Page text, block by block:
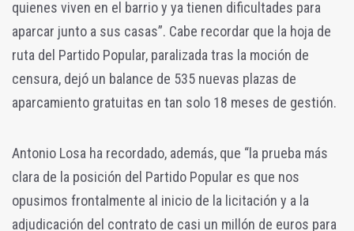
quienes viven en el barrio y ya tienen dificultades para
aparcar junto a sus casas”. Cabe recordar que la hoja de
ruta del Partido Popular, paralizada tras la moción de
censura, dejó un balance de 535 nuevas plazas de
aparcamiento gratuitas en tan solo 18 meses de gestión.
Antonio Losa ha recordado, además, que “la prueba más
clara de la posición del Partido Popular es que nos
opusimos frontalmente al inicio de la licitación y a la
adjudicación del contrato de casi un millón de euros para